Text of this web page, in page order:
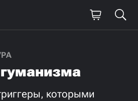
которыми
работу!
Разово